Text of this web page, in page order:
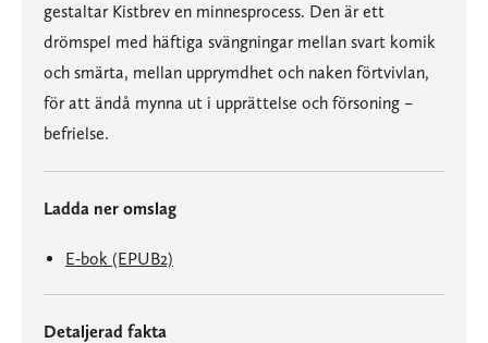
gestaltar Kistbrev en minnesprocess. Den är ett
drömspel med häftiga svängningar mellan svart komik
och smärta, mellan upprymdhet och naken förtvivlan,
för att ändå mynna ut i upprättelse och försoning –
befrielse.
Ladda ner omslag
E-bok (EPUB2)
Detaljerad fakta